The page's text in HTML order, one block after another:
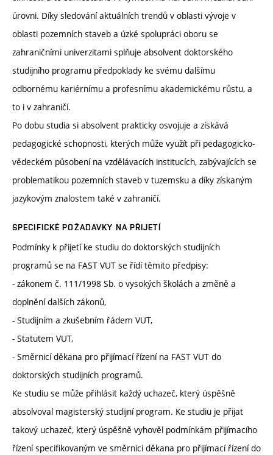
úrovni. Díky sledování aktuálních trendů v oblasti vývoje v
oblasti pozemních staveb a úzké spolupráci oboru se
zahraničními univerzitami splňuje absolvent doktorského
studijního programu předpoklady ke svému dalšímu
odbornému kariérnímu a profesnímu akademickému růstu, a
to i v zahraničí.
Po dobu studia si absolvent prakticky osvojuje a získává
pedagogické schopnosti, kterých může využít při pedagogicko-
vědeckém působení na vzdělávacích institucích, zabývajících se
problematikou pozemních staveb v tuzemsku a díky získaným
jazykovým znalostem také v zahraničí.
SPECIFICKÉ POŽADAVKY NA PŘIJETÍ
Podmínky k přijetí ke studiu do doktorských studijních
programů se na FAST VUT se řídí těmito předpisy:
- zákonem č. 111/1998 Sb. o vysokých školách a změně a
doplnění dalších zákonů,
- Studijním a zkušebním řádem VUT,
- Statutem VUT,
- Směrnicí děkana pro přijímací řízení na FAST VUT do
doktorských studijních programů.
Ke studiu se může přihlásit každý uchazeč, který úspěšně
absolvoval magisterský studijní program. Ke studiu je přijat
takový uchazeč, který úspěšně vyhověl podmínkám přijímacího
řízení specifikovaným ve směrnici děkana pro přijímací řízení do